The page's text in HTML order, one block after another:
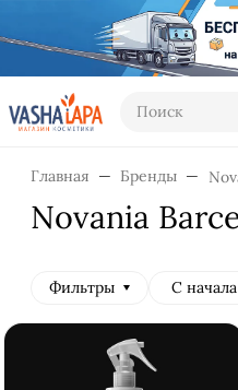
Поиск
Главная Бренды
Novania
Фильтры С начала